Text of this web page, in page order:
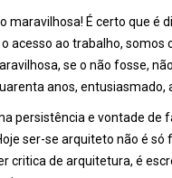
maravilhosa! É certo que é
acesso ao trabalho, somos
se o não fosse,
anos, entusiasmado,
persistência e vontade de
ser-se arquiteto não é só
critica de arquitetura, é